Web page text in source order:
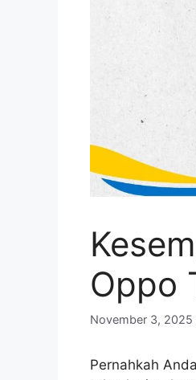
Oppo
November 3, 2025
Pernahkah